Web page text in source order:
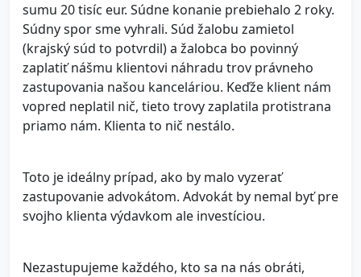
sumu 20 tisíc eur. Súdne konanie prebiehalo 2 roky.
Súdny spor sme vyhrali. Súd žalobu zamietol
(krajský súd to potvrdil) a žalobca bo povinný
zaplatiť nášmu klientovi náhradu trov právneho
zastupovania našou kanceláriou. Keďže klient nám
vopred neplatil nič, tieto trovy zaplatila protistrana
priamo nám. Klienta to nič nestálo.
Toto je ideálny prípad, ako by malo vyzerať
zastupovanie advokátom. Advokát by nemal byť pre
svojho klienta výdavkom ale investíciou.
Nezastupujeme každého, kto sa na nás obráti,